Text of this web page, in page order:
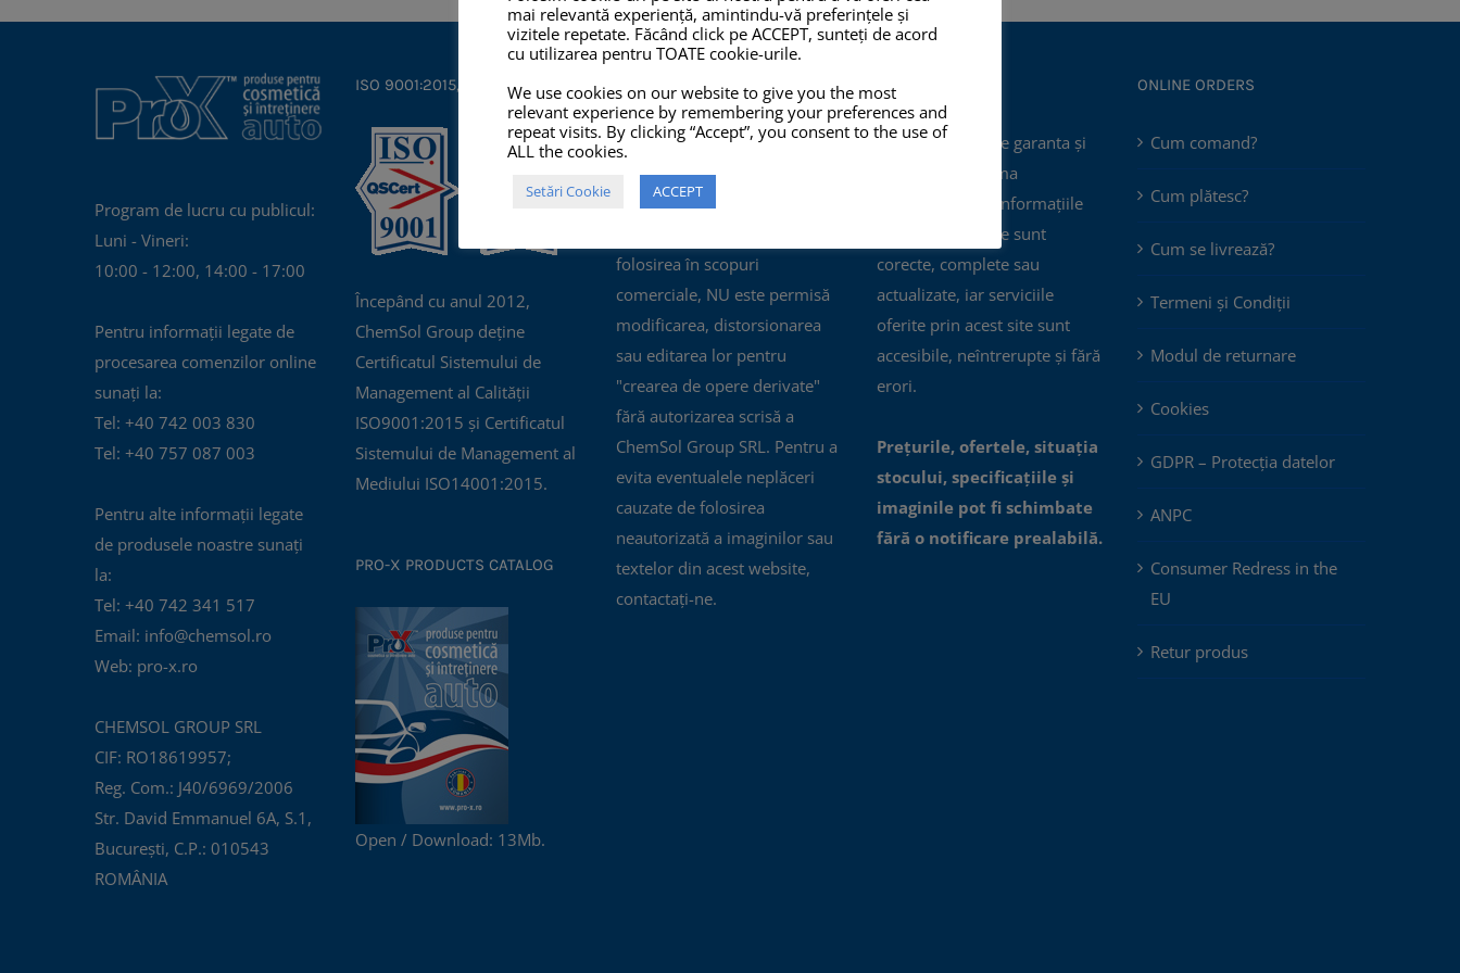
Program de lucru cu publicul:
Luni - Vineri:
10:00 - 12:00, 14:00 - 17:00
Pentru informații legate de
procesarea comenzilor online
sunați la:
Tel: +40 742 003 830
Tel: +40 757 087 003
Pentru alte informații legate
de produsele noastre sunați
la:
Tel: +40 742 341 517
Email: info@chemsol.ro
Web: pro-x.ro
CHEMSOL GROUP SRL
CIF: RO18619957;
Reg. Com.: J40/6969/2006
Str. David Emmanuel 6A, S.1,
București, C.P.: 010543
ROMÂNIA
ISO 9001:2015, ISO 14001:2015
Începând cu anul 2012,
ChemSol Group deține
Certificatul Sistemului de
Management al Calității
ISO9001:2015 și Certificatul
Sistemului de Management al
Mediului ISO14001:2015.
PRO-X PRODUCTS CATALOG
Open / Download: 13Mb.
TOATE imaginile și textele din
acest site sunt proprietate
privată și NU este permisă
folosirea în scopuri
comerciale, NU este permisă
modificarea, distorsionarea
sau editarea lor pentru
"crearea de opere derivate"
fără autorizarea scrisă a
ChemSol Group SRL. Pentru a
evita eventualele neplăceri
cauzate de folosirea
neautorizată a imaginilor sau
textelor din acest website,
contactați-ne.
INFO
Pro-X.ro nu poate garanta și
nu își poate asuma
răspunderea că informațiile
prezentate pe site sunt
corecte, complete sau
actualizate, iar serviciile
oferite prin acest site sunt
accesibile, neîntrerupte și fără
erori.
Prețurile, ofertele, situația
stocului, specificațiile și
imaginile pot fi schimbate
fără o notificare prealabilă.
ONLINE ORDERS
Cum comand?
Cum plătesc?
Cum se livrează?
Termeni și Condiții
Modul de returnare
Cookies
GDPR – Protecția datelor
ANPC
Consumer Redress in the
EU
Retur produs
mai relevantă experiență, amintindu-vă preferințele și
vizitele repetate. Făcând click pe ACCEPT, sunteți de acord
cu utilizarea pentru TOATE cookie-urile.
We use cookies on our website to give you the most
relevant experience by remembering your preferences and
repeat visits. By clicking “Accept”, you consent to the use of
ALL the cookies.
Setări Cookie ACCEPT